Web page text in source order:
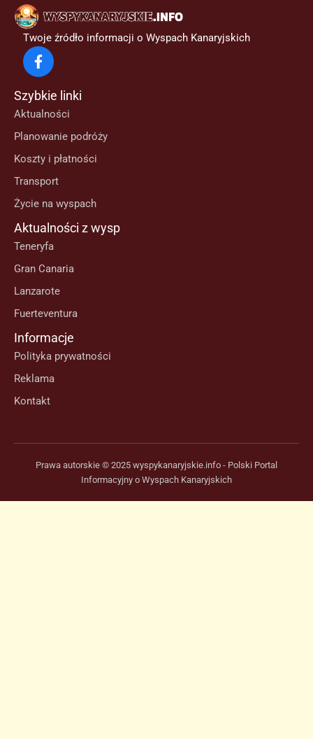
Twoje źródło informacji o Wyspach Kanaryjskich
Szybkie linki
Aktualności
Planowanie podróży
Koszty i płatności
Transport
Życie na wyspach
Aktualności z wysp
Teneryfa
Gran Canaria
Lanzarote
Fuerteventura
Informacje
Polityka prywatności
Reklama
Kontakt
Prawa autorskie © 2025 wyspykanaryjskie.info - Polski Portal
Informacyjny o Wyspach Kanaryjskich